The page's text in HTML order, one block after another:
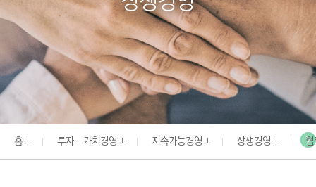
U
N
D
A
I
:
E
N
홈 투자 · 가치경영 지속가능경영 상생경영